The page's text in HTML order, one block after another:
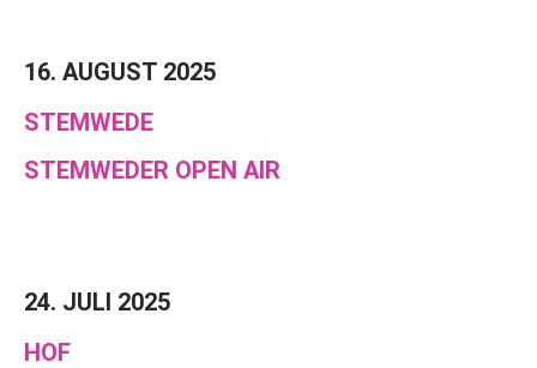
16. AUGUST 2025
STEMWEDE
STEMWEDER OPEN AIR
24. JULI 2025
HOF